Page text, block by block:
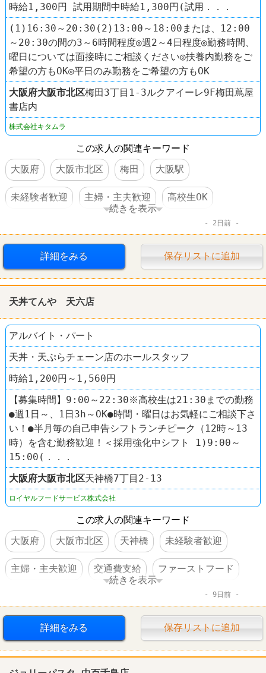
時給1,300円 試用期間中時給1,300円(試用．．．
(1)16:30～20:30(2)13:00～18:00または、12:00
～20:30の間の3～6時間程度◎週2～4日程度◎勤務時間、
曜日については面接時にご相談ください◎扶養内勤務をご
希望の方もOK◎平日のみ勤務をご希望の方もOK
大阪府大阪市北区梅田3丁目1-3ルクアイーレ9F梅田蔦屋
書店内
株式会社キタムラ
この求人の関連キーワード
大阪府
大阪市北区 梅田 大阪駅
未経験者歓迎 主婦・主夫歓迎 高校生OK
社員割引あり
制服あり 社員登用あり 駅チカ 家電量販店
カメラのキタムラ
続きを表示
2日前
詳細をみる 保存リストに追加
天丼てんや 天六店
アルバイト・パート
天丼・天ぷらチェーン店のホールスタッフ
時給1,200円～1,560円
【募集時間】9:00～22:30※高校生は21:30までの勤務
●週1日～、1日3h～OK●時間・曜日はお気軽にご相談下さ
い！●半月毎の自己申告シフトランチピーク（12時～13
時）を含む勤務歓迎！＜採用強化中シフト 1)9:00～
15:00(．．．
大阪府大阪市北区天神橋7丁目2-13
ロイヤルフードサービス株式会社
この求人の関連キーワード
大阪府
大阪市北区 天神橋 未経験者歓迎
主婦・主夫歓迎 交通費支給 ファーストフード
続きを表示
9日前
詳細をみる 保存リストに追加